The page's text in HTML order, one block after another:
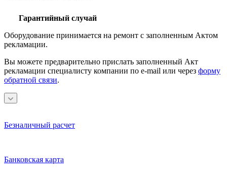
Гарантийный случай
Оборудование принимается на ремонт с заполненным Актом
рекламации.
Вы можете предварительно прислать заполненный Акт
рекламации специалисту компании по e-mail или через форму
обратной связи.
Безналичный расчет
Банковская карта